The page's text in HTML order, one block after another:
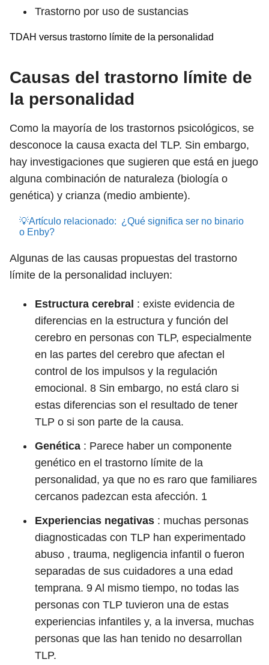
Trastorno por uso de sustancias
TDAH versus trastorno límite de la personalidad
Causas del trastorno límite de
la personalidad
Como la mayoría de los trastornos psicológicos, se
desconoce la causa exacta del TLP. Sin embargo,
hay investigaciones que sugieren que está en juego
alguna combinación de naturaleza (biología o
genética) y crianza (medio ambiente).
💡Artículo relacionado: ¿Qué significa ser no binario
o Enby?
Algunas de las causas propuestas del trastorno
límite de la personalidad incluyen:
Estructura cerebral : existe evidencia de
diferencias en la estructura y función del
cerebro en personas con TLP, especialmente
en las partes del cerebro que afectan el
control de los impulsos y la regulación
emocional. 8 Sin embargo, no está claro si
estas diferencias son el resultado de tener
TLP o si son parte de la causa.
Genética : Parece haber un componente
genético en el trastorno límite de la
personalidad, ya que no es raro que familiares
cercanos padezcan esta afección. 1
Experiencias negativas : muchas personas
diagnosticadas con TLP han experimentado
abuso , trauma, negligencia infantil o fueron
separadas de sus cuidadores a una edad
temprana. 9 Al mismo tiempo, no todas las
personas con TLP tuvieron una de estas
experiencias infantiles y, a la inversa, muchas
personas que las han tenido no desarrollan
TLP.